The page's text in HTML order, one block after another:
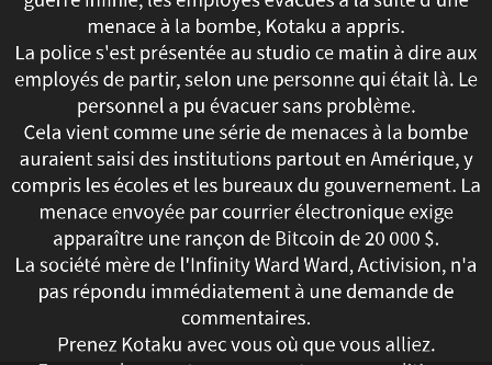
menace à la bombe, Kotaku a appris.
La police s'est présentée au studio ce matin à dire aux
employés de partir, selon une personne qui était là. Le
personnel a pu évacuer sans problème.
Cela vient comme une série de menaces à la bombe
auraient saisi des institutions partout en Amérique, y
compris les écoles et les bureaux du gouvernement. La
menace envoyée par courrier électronique exige
apparaître une rançon de Bitcoin de 20 000 $.
La société mère de l'Infinity Ward Ward, Activision, n'a
pas répondu immédiatement à une demande de
commentaires.
Prenez Kotaku avec vous où que vous alliez.
jeux,
nouvelles,
conseils
et
plus
encore.
Call